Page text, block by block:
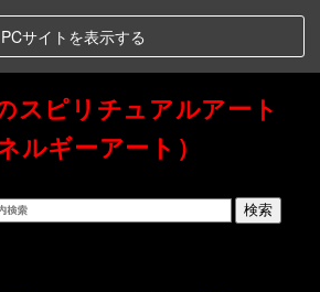
PCサイトを表示する
スピリチュアルアート
ルギーアート）